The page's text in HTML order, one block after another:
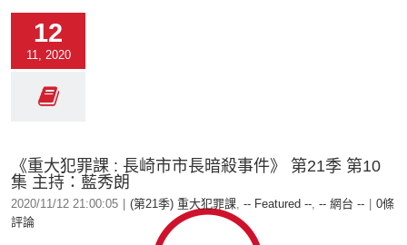
12
11, 2020
《重大犯罪課 : 長崎市市長暗殺事件》 第21季 第10
集 主持：藍秀朗
2020/11/12 21:00:05 (第21季) 重大犯罪課, -- Featured --, -- 網台 --
0條
評論